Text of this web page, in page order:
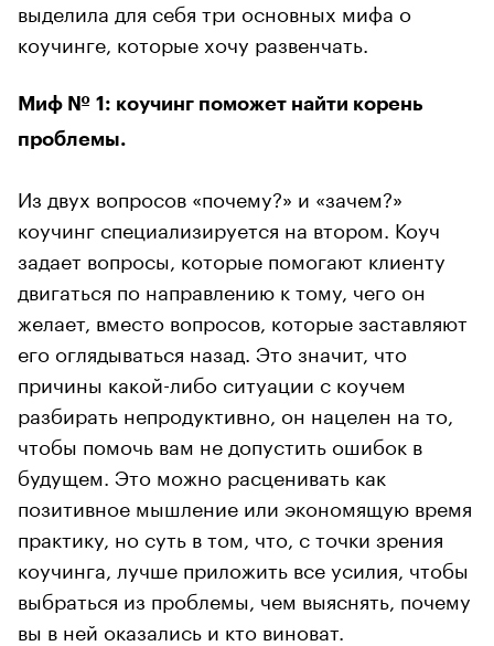
выделила для себя три основных мифа о
коучинге, которые хочу развенчать.
Миф № 1: коучинг поможет найти корень
проблемы.
Из двух вопросов «почему?» и «зачем?»
коучинг специализируется на втором. Коуч
задает вопросы, которые помогают клиенту
двигаться по направлению к тому, чего он
желает, вместо вопросов, которые заставляют
его оглядываться назад. Это значит, что
причины какой-либо ситуации с коучем
разбирать непродуктивно, он нацелен на то,
чтобы помочь вам не допустить ошибок в
будущем. Это можно расценивать как
позитивное мышление или экономящую время
практику, но суть в том, что, с точки зрения
коучинга, лучше приложить все усилия, чтобы
выбраться из проблемы, чем выяснять, почему
вы в ней оказались и кто виноват.